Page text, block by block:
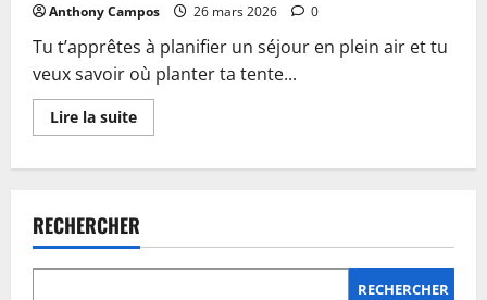
les
nouveautés
du
camping
de
Sablé-
sur-
Sarthe
Anthony Campos 26 mars 2026 0
Tu t’apprêtes à planifier un séjour en plein air et tu
veux savoir où planter ta tente...
Lire la suiteEn
savoir
en
Lozère
:
mon
RECHERCHER
RECHERCHER